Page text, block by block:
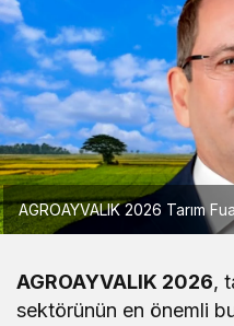
AGROAYVALIK 2026 Tarım
AGROAYVALIK 2026,
sektörünün en önemli